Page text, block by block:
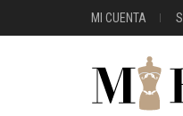
MI CUENTA